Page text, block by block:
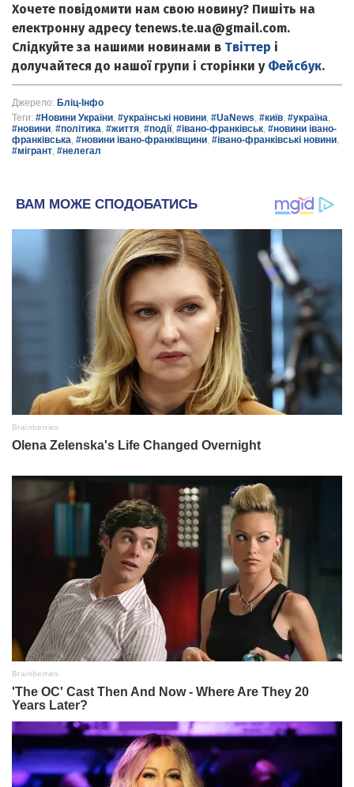
Хочете повідомити нам свою новину? Пишіть на
електронну адресу tenews.te.ua@gmail.com.
Слідкуйте за нашими новинами в Твіттер і
долучайтеся до нашої групи і сторінки у Фейсбук.
Джерело: Бліц-Інфо
Теги: #Новини України, #українські новини, #UaNews, #київ, #україна,
#новини, #політика, #життя, #події, #івано-франківськ, #новини івано-
франківська, #новини івано-франківщини, #івано-франківські новини,
#мігрант, #нелегал